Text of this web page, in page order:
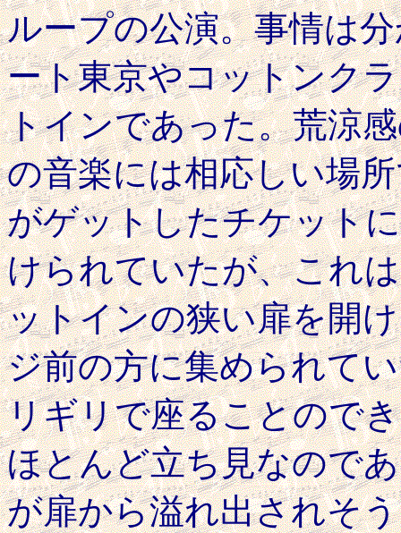
ループの公演。事情は
ート東京やコットンク
トインであった。荒涼
の音楽には相応しい場
がゲットしたチケット
けられていたが、これ
ットインの狭い扉を開
ジ前の方に集められて
リギリで座ることので
ほとんど立ち見なので
が扉から溢れ出されそ